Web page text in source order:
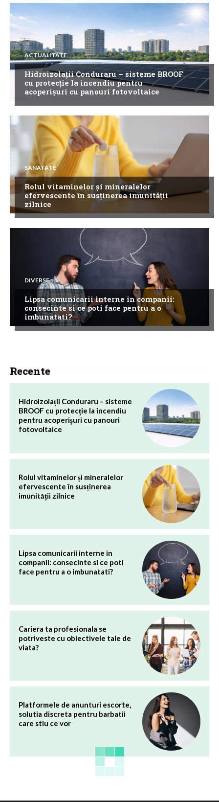
ACTUALITATE
Hidroizolații Conduraru – sisteme BROOF
cu protecție la incendiu pentru
acoperișuri cu panouri fotovoltaice
SANATATE
Rolul vitaminelor și mineralelor
efervescente în susținerea imunității
zilnice
DIVERSE
Lipsa comunicarii interne in companii:
consecinte si ce poti face pentru a o
imbunatati?
Recente
Hidroizolații Conduraru – sisteme
BROOF cu protecție la incendiu
pentru acoperișuri cu panouri
fotovoltaice
Rolul vitaminelor și mineralelor
efervescente în susținerea
imunității zilnice
Lipsa comunicarii interne in
companii: consecinte si ce poti
face pentru a o imbunatati?
Cariera ta profesionala se
potriveste cu obiectivele tale de
viata?
Platformele de anunturi escorte,
solutia discreta pentru barbatii
care stiu ce vor